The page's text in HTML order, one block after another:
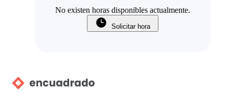
No existen horas disponibles actualmente.
Solicitar hora